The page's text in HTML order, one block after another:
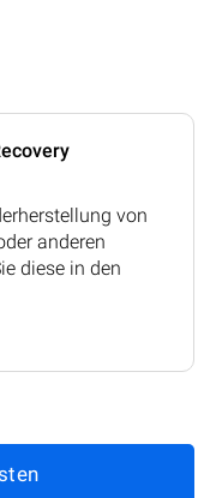
von
anderen
diese in den